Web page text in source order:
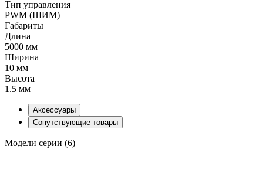
Тип управления
PWM (ШИМ)
Габариты
Длина
5000 мм
Ширина
10 мм
Высота
1.5 мм
Аксессуары
Сопутствующие товары
Модели серии (6)